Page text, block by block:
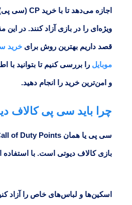
اجازه می‌دهد تا با خرید CP (سی‌ پی)
ویژه‌ای را در بازی آزاد کنند. در این
قصد داریم بهترین روش برای خرید
موبایل را بررسی کنیم تا بتوانید با
و امن‌ترین خرید را انجام دهید.
چرا باید سی‌ پی کالاف
سی‌ پی یا همان of Duty Points
بازی کالاف دیوتی است. با
اسکین‌ها و لباس‌های خاص را آزاد